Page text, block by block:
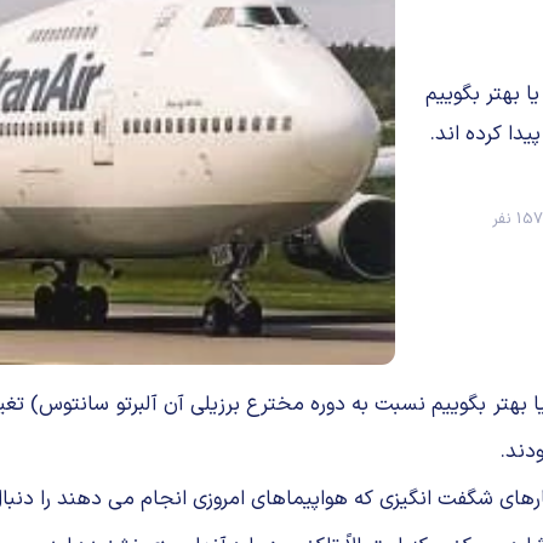
بهتر بگوییم
کرده اند.
نفر
بگوییم نسبت به دوره مخترع برزیلی آن آلبرتو سانتوس)
شگفت انگیزی که هواپیماهای امروزی انجام می دهند را